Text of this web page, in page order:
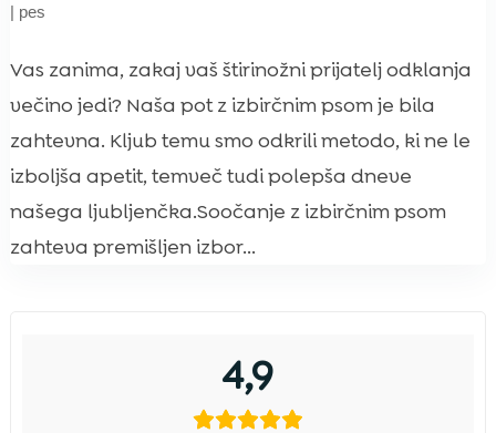
| pes
Vas zanima, zakaj vaš štirinožni prijatelj odklanja
večino jedi? Naša pot z izbirčnim psom je bila
zahtevna. Kljub temu smo odkrili metodo, ki ne le
izboljša apetit, temveč tudi polepša dneve
našega ljubljenčka.Soočanje z izbirčnim psom
zahteva premišljen izbor...
4,9